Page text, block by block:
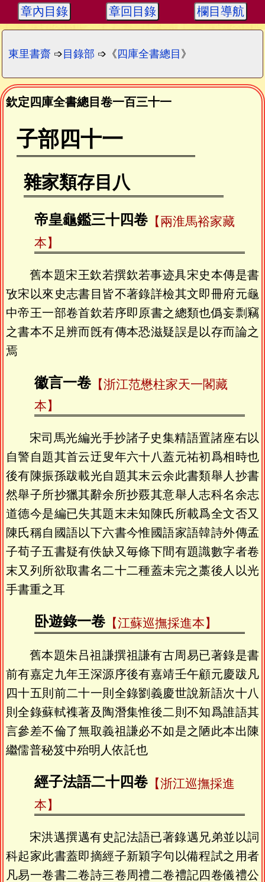
章內目錄 章回目錄 欄目導航
東里書齋 ➩目錄部 ➩《四庫全書總目 》
欽定四庫全書總目卷一百三十一
子部四十一
雜家類存目八
帝皇龜鑑三十四卷【兩淮馬裕家藏
本】
舊本題宋王欽若撰欽若事迹具宋史本傳是書
攷宋以來史志書目皆不著錄詳檢其文即冊府元龜
中帝王一部卷首欽若序即原書之總類也僞妄剽竊
之書本不足辨而旣有傳本恐滋疑誤是以存而論之
焉
徽言一卷【浙江范懋柱家天一閣藏
本】
宋司馬光編光手抄諸子史集精語置諸座右以
自警自題其首云迂叟年六十八蓋元祐初爲相時也
後有陳振孫跋載光自題其末云余此書類舉人抄書
然舉子所抄獵其辭余所抄覈其意舉人志科名余志
道德今是編已失其題末未知陳氏所載爲全文否又
陳氏稱自國語以下六書今惟國語家語韓詩外傳孟
子荀子五書疑有佚缺又毎條下間有題識數字者卷
末又列所欲取書名二十二種蓋未完之藁後人以光
手書重之耳
卧遊錄一卷【江蘇巡撫採進本】
舊本題朱吕祖謙撰祖謙有古周易已著錄是書
前有嘉定九年王深源序後有嘉靖壬午顧元慶跋凡
四十五則前二十一則全錄劉義慶世說新語次十八
則全錄蘇軾襍著及陶潛集惟後二則不知爲誰語其
言參差不倫了無取義祖謙必不如是之陋此本出陳
繼儒普秘笈中殆明人依託也
經子法語二十四卷【浙江巡撫採進
本】
宋洪邁撰邁有史記法語已著錄邁兄弟並以詞
科起家此書蓋即摘經子新穎字句以備程試之用者
凡易一卷書二卷詩三卷周禮二卷禮記四卷儀禮公